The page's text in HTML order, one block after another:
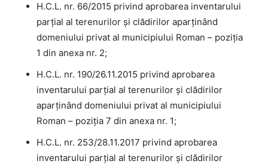
H.C.L. nr. 66/2015 privind aprobarea inventarului
parţial al terenurilor şi clădirilor aparţinând
domeniului privat al municipiului Roman – poziția
1 din anexa nr. 2;
H.C.L. nr. 190/26.11.2015 privind aprobarea
inventarului parţial al terenurilor şi clădirilor
aparţinând domeniului privat al municipiului
Roman – poziția 7 din anexa nr. 1;
H.C.L. nr. 253/28.11.2017 privind aprobarea
inventarului parţial al terenurilor şi clădirilor